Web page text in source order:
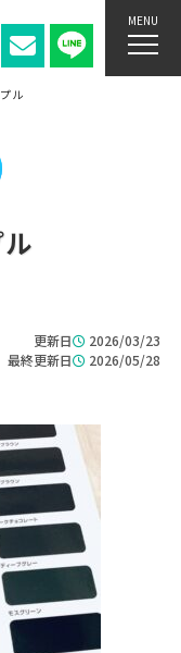
MENU
ル
更新日
2026/03/23
最終更新日
2026/05/28